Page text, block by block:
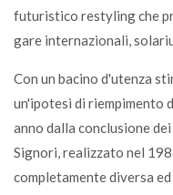
futuristico restyling che
gare internazionali,
Con un bacino d'utenza
un'ipotesi di riempimento
anno dalla conclusione
Signori, realizzato nel
completamente diversa ed